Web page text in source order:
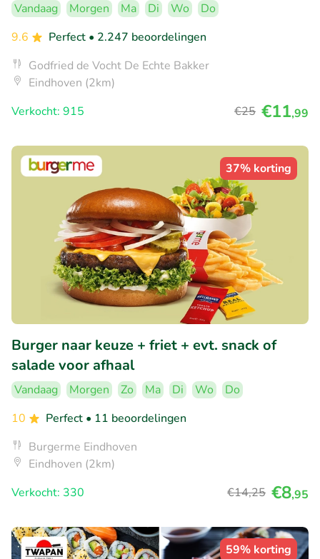
Vandaag Morgen Ma Di Wo
Do
9.6
Perfect • 2.247 beoordelingen
Godfried de Vocht De Echte Bakker
Eindhoven (2km)
Verkocht: 915
€25 €11,99
37% korting
Burger naar keuze + friet + evt. snack of
salade voor afhaal
Vandaag Morgen Zo Ma Di Wo
Do
10
Perfect • 11 beoordelingen
Burgerme Eindhoven
Eindhoven (2km)
Verkocht: 330
€14,25 €8,95
59% korting